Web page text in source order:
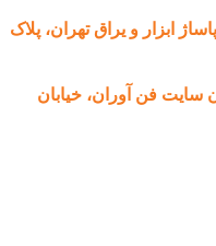
ابزار و یراق تهران، پلاک
فن آوران، خیابان